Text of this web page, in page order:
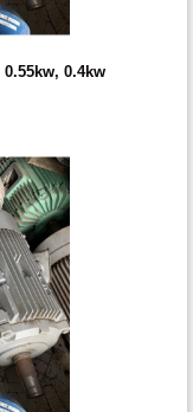
0.4kw